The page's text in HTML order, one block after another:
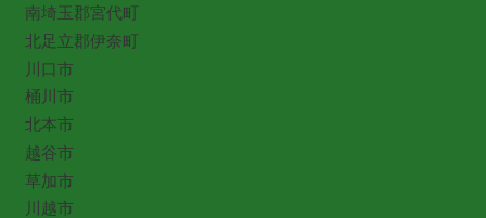
南埼玉郡宮代町
北足立郡伊奈町
川口市
桶川市
北本市
越谷市
草加市
川越市